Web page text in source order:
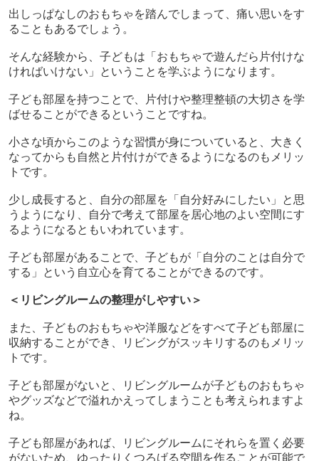
出しっぱなしのおもちゃを踏んでしまって、痛い思いをす
ることもあるでしょう。
そんな経験から、子どもは「おもちゃで遊んだら片付けな
ければいけない」ということを学ぶようになります。
子ども部屋を持つことで、片付けや整理整頓の大切さを学
ばせることができるということですね。
小さな頃からこのような習慣が身についていると、大きく
なってからも自然と片付けができるようになるのもメリッ
トです。
少し成長すると、自分の部屋を「自分好みにしたい」と思
うようになり、自分で考えて部屋を居心地のよい空間にす
るようになるともいわれています。
子ども部屋があることで、子どもが「自分のことは自分で
する」という自立心を育てることができるのです。
＜リビングルームの整理がしやすい＞
また、子どものおもちゃや洋服などをすべて子ども部屋に
収納することができ、リビングがスッキリするのもメリッ
トです。
子ども部屋がないと、リビングルームが子どものおもちゃ
やグッズなどで溢れかえってしまうことも考えられますよ
ね。
子ども部屋があれば、リビングルームにそれらを置く必要
がないため、ゆったりくつろげる空間を作ることが可能で